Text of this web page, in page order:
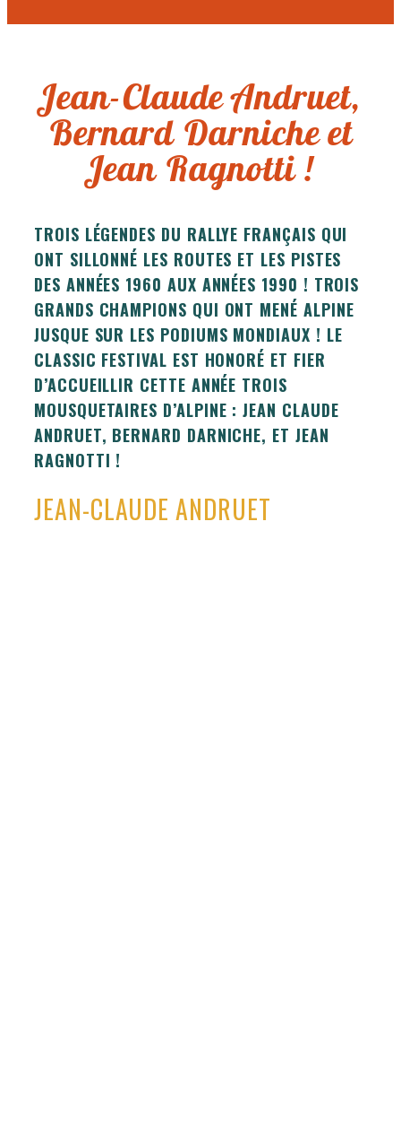
Jean-Claude Andruet,
Bernard Darniche et
Jean Ragnotti !
TROIS LÉGENDES DU RALLYE FRANÇAIS QUI
ONT SILLONNÉ LES ROUTES ET LES PISTES
DES ANNÉES 1960 AUX ANNÉES 1990 ! TROIS
GRANDS CHAMPIONS QUI ONT MENÉ ALPINE
JUSQUE SUR LES PODIUMS MONDIAUX ! LE
CLASSIC FESTIVAL EST HONORÉ ET FIER
D’ACCUEILLIR CETTE ANNÉE TROIS
MOUSQUETAIRES D’ALPINE : JEAN CLAUDE
ANDRUET, BERNARD DARNICHE, ET JEAN
RAGNOTTI !
JEAN-CLAUDE ANDRUET